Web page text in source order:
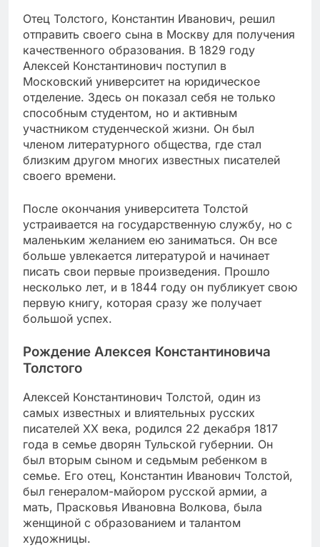
Отец Толстого, Константин Иванович, решил
отправить своего сына в Москву для получения
качественного образования. В 1829 году
Алексей Константинович поступил в
Московский университет на юридическое
отделение. Здесь он показал себя не только
способным студентом, но и активным
участником студенческой жизни. Он был
членом литературного общества, где стал
близким другом многих известных писателей
своего времени.
После окончания университета Толстой
устраивается на государственную службу, но с
маленьким желанием ею заниматься. Он все
больше увлекается литературой и начинает
писать свои первые произведения. Прошло
несколько лет, и в 1844 году он публикует свою
первую книгу, которая сразу же получает
большой успех.
Рождение Алексея Константиновича
Толстого
Алексей Константинович Толстой, один из
самых известных и влиятельных русских
писателей XX века, родился 22 декабря 1817
года в семье дворян Тульской губернии. Он
был вторым сыном и седьмым ребенком в
семье. Его отец, Константин Иванович Толстой,
был генералом-майором русской армии, а
мать, Прасковья Ивановна Волкова, была
женщиной с образованием и талантом
художницы.